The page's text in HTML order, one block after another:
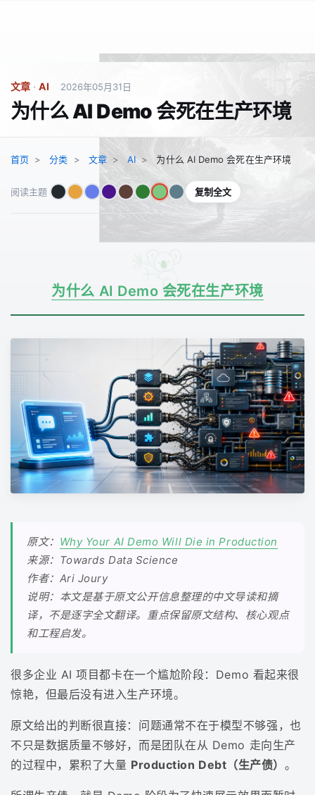
文章 ·AI 2026年05月31日
为什么 AI Demo 会死在生产环境
首页 分类 文章 AI 为什么 AI Demo 会死在生产环境
阅读主题 复制全文
为什么 AI Demo 会死在生产环境
原文： Why Your AI Demo Will Die in Production
来源：Towards Data Science
作者：Ari Joury
说明：本文是基于原文公开信息整理的中文导读和摘
译，不是逐字全文翻译。重点保留原文结构、核心观点
和工程启发。
很多企业 AI 项目都卡在一个尴尬阶段：Demo 看起来很
惊艳，但最后没有进入生产环境。
原文给出的判断很直接：问题通常不在于模型不够强，也
不只是数据质量不够好，而是团队在从 Demo 走向生产
的过程中，累积了大量 Production Debt（生产债） 。